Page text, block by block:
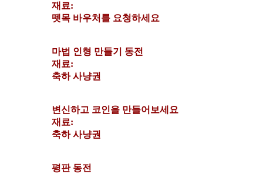
재료:
뗏목 바우처를 요청하세요
마법 인형 만들기 동전
재료:
축하 사냥권
변신하고 코인을 만들어보세요
재료:
축하 사냥권
평판 동전